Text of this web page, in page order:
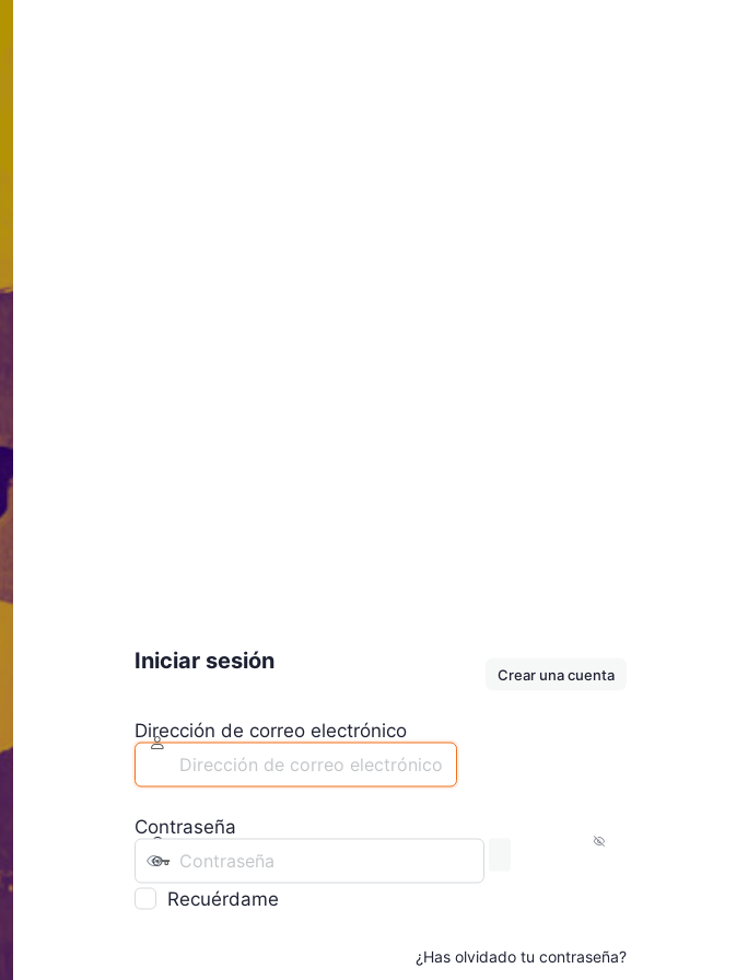
Iniciar sesión
Crear una cuenta
Dirección de correo electrónico
Contraseña
Recuérdame
¿Has olvidado tu contraseña?